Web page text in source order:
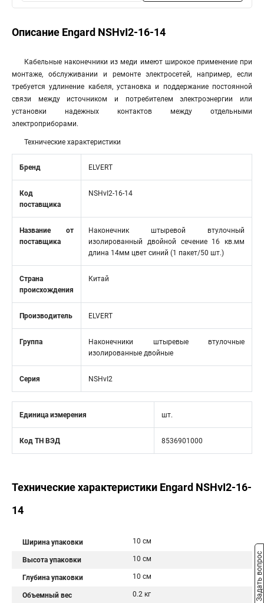
Описание Engard NSHvI2-16-14
Кабельные наконечники из меди имеют широкое применение при
монтаже, обслуживании и ремонте электросетей, например, если
требуется удлинение кабеля, установка и поддержание постоянной
связи между источником и потребителем электроэнергии или
установки надежных контактов между отдельными
электроприборами.
Технические характеристики
Бренд ELVERT
Код
поставщика
NSHvI2-16-14
Название от
поставщика
Наконечник штыревой втулочный
изолированный двойной сечение 16 кв.мм
длина 14мм цвет синий (1 пакет/50 шт.)
Страна
происхождения
Китай
Производитель ELVERT
Группа
Наконечники штыревые втулочные
изолированные двойные
Серия NSHvI2
Единица измерения шт.
Код ТН ВЭД 8536901000
Технические характеристики Engard NSHvI2-16-
14
Ширина упаковки 10 см
Высота упаковки 10 см
Глубина упаковки 10 см
Объемный вес 0.2 кг Задать вопрос